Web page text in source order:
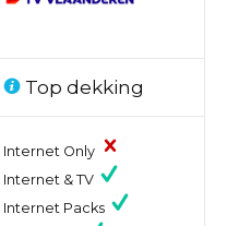
Top dekking
Internet Only
Internet & TV
Internet Packs